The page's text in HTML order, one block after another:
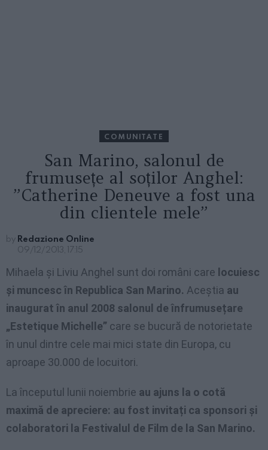
COMUNITATE
San Marino, salonul de
frumusețe al soților Anghel:
”Catherine Deneuve a fost una
din clientele mele”
by Redazione Online
09/12/2013, 17:15
Mihaela și Liviu Anghel sunt doi români care locuiesc
și muncesc în Republica San Marino. Aceștia au
inaugurat în anul 2008 salonul de înfrumusețare
„Estetique Michelle” care se bucură de notorietate
în unul dintre cele mai mici state din Europa, cu
aproape 30.000 de locuitori.
La începutul lunii noiembrie au ajuns la o cotă
maximă de apreciere: au fost invitați ca sponsori și
colaboratori la Festivalul de Film de la San Marino.